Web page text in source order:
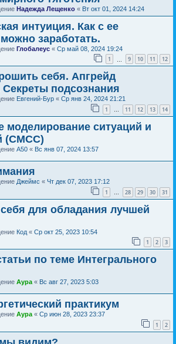
Надежда Лещенко « Вт окт 01, 2024 14:24
интуиция. Как с ее
заработать.
Глобалеус « Ср май 08, 2024 19:24
1 9 10 11 12
себя. Апгрейд
подсознания
Евгений-Бур « Ср янв 24, 2024 21:21
1 … 11 12 13 14
моделирование ситуаций и
(СМСС)
А50 « Вс янв 07, 2024 13:57
Джеймс « Чт дек 07, 2023 17:12
1 … 28 29 30 31
для обладания лучшей
Код « Ср окт 25, 2023 10:54
1 2 3
по теме Интегрального
Аура « Вс авг 27, 2023 5:03
практикум
Аура « Ср июн 28, 2023 23:37
1 2